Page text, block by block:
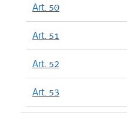
Art. 50
Art. 51
Art. 52
Art. 53